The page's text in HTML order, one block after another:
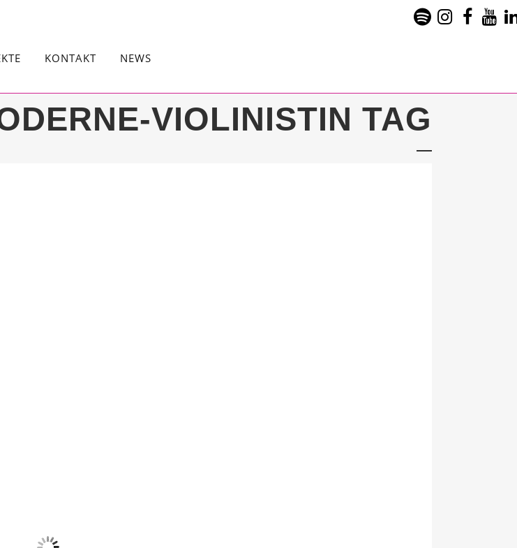
KONTAKT NEWS
VIOLINISTIN TAG